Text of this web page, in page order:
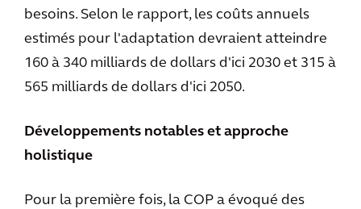
besoins. Selon le rapport, les coûts annuels
estimés pour l'adaptation devraient atteindre
160 à 340 milliards de dollars d'ici 2030 et 315 à
565 milliards de dollars d'ici 2050.
Développements notables et approche
holistique
Pour la première fois, la COP a évoqué des